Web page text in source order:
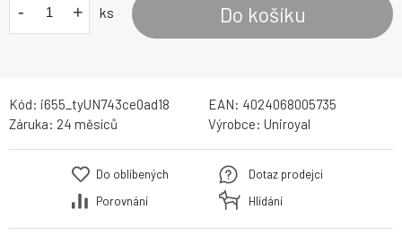
- + ks Do košíku
Kód: i655_tyUN743ce0ad18 EAN: 4024068005735
Záruka: 24 měsíců Výrobce: Uniroyal
Do oblíbených
Porovnání
Dotaz prodejci
Hlídání